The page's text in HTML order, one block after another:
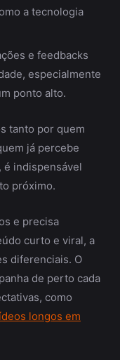
a tecnologia
e feedbacks
especialmente
ponto alto.
tanto por quem
já percebe
é indispensável
próximo.
e precisa
curto e viral, a
diferenciais. O
de perto cada
como
longos em